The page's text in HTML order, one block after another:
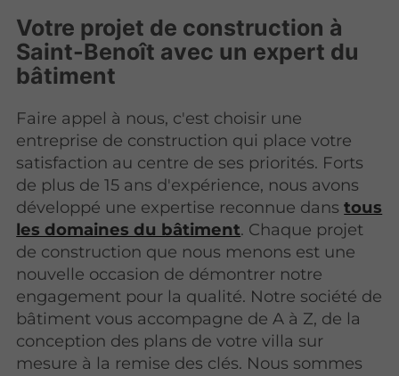
Votre projet de construction à
Saint-Benoît avec un expert du
bâtiment
Faire appel à nous, c'est choisir une
entreprise de construction qui place votre
satisfaction au centre de ses priorités. Forts
de plus de 15 ans d'expérience, nous avons
développé une expertise reconnue danstous
les domaines du bâtiment. Chaque projet
de construction que nous menons est une
nouvelle occasion de démontrer notre
engagement pour la qualité. Notre société de
bâtiment vous accompagne de A à Z, de la
conception des plans de votre villa sur
mesure à la remise des clés. Nous sommes